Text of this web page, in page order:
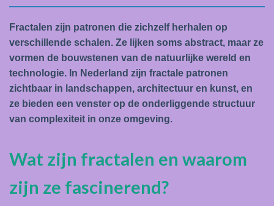
Fractalen zijn patronen die zichzelf herhalen op
verschillende schalen. Ze lijken soms abstract, maar ze
vormen de bouwstenen van de natuurlijke wereld en
technologie. In Nederland zijn fractale patronen
zichtbaar in landschappen, architectuur en kunst, en
ze bieden een venster op de onderliggende structuur
van complexiteit in onze omgeving.
Wat zijn fractalen en waarom
zijn ze fascinerend?